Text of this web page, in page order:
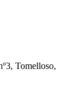
Tomelloso,